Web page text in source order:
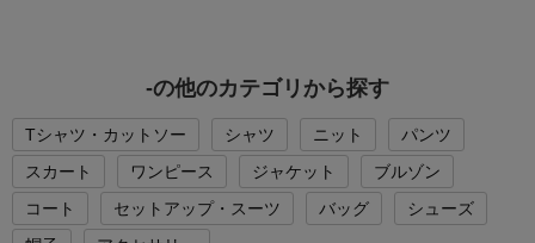
-の他のカテゴリから探す
Tシャツ・カットソー シャツ ニット
パンツ
スカート
ワンピース ジャケット
ブルゾン
コート
セットアップ・スーツ バッグ
シューズ